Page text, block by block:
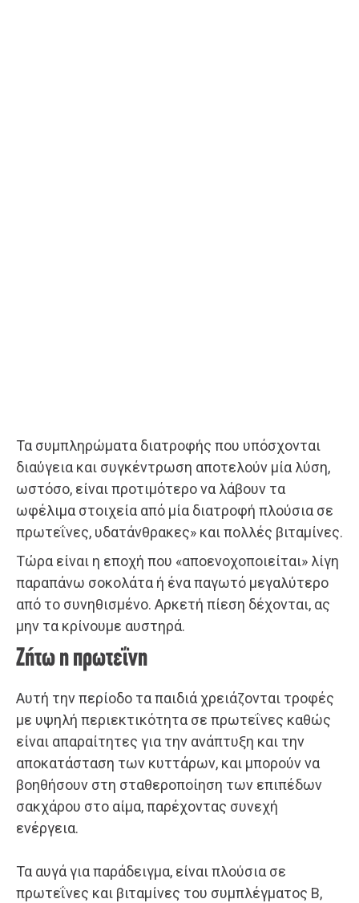
Τα συμπληρώματα διατροφής που υπόσχονται
διαύγεια και συγκέντρωση αποτελούν μία λύση,
ωστόσο, είναι προτιμότερο να λάβουν τα
ωφέλιμα στοιχεία από μία διατροφή πλούσια σε
πρωτεΐνες, υδατάνθρακες» και πολλές βιταμίνες.
Τώρα είναι η εποχή που «αποενοχοποιείται» λίγη
παραπάνω σοκολάτα ή ένα παγωτό μεγαλύτερο
από το συνηθισμένο. Αρκετή πίεση δέχονται, ας
μην τα κρίνουμε αυστηρά.
Ζήτω η πρωτεΐνη
Αυτή την περίοδο τα παιδιά χρειάζονται τροφές
με υψηλή περιεκτικότητα σε πρωτεΐνες καθώς
είναι απαραίτητες για την ανάπτυξη και την
αποκατάσταση των κυττάρων, και μπορούν να
βοηθήσουν στη σταθεροποίηση των επιπέδων
σακχάρου στο αίμα, παρέχοντας συνεχή
ενέργεια.
Τα αυγά για παράδειγμα, είναι πλούσια σε
πρωτεΐνες και βιταμίνες του συμπλέγματος Β,